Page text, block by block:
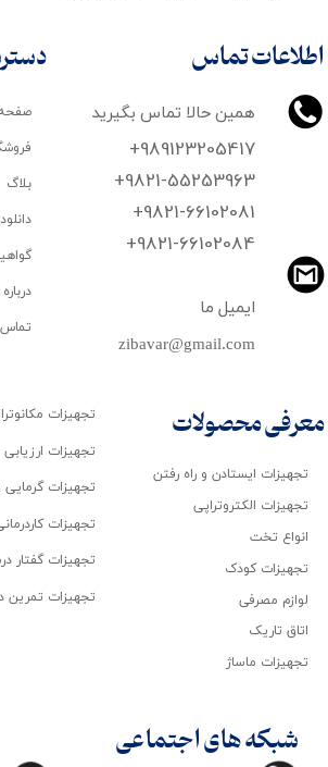
اطلاعات تماس
همین حالا تماس بگیرید
+989123205417
+9821-55253963
+9821-66102081
​​​​​​​+9821-66102084
zibavar@gmail.com
ایمیل ما
تجهیزات ایستادن و راه رفتن
تجهیزات الکتروتراپی
انواع تخت
تجهیزات کودک
لوازم مصرفی
اتاق تاریک
تجهیزات ماساژ
بلاگ
تماس
تجهیزات
تجهیزات ارزیابی
تجهیزات
تجهیزات
تجهیزات گفتار
تجهیزات تمرین
معرفی محصولات
شبکه های اجتماعی